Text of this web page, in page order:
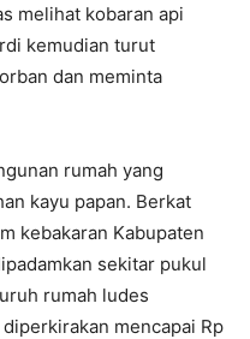
melihat kobaran api
kemudian turut
dan meminta
rumah yang
kayu papan. Berkat
kebakaran Kabupaten
sekitar pukul
rumah ludes
mencapai Rp